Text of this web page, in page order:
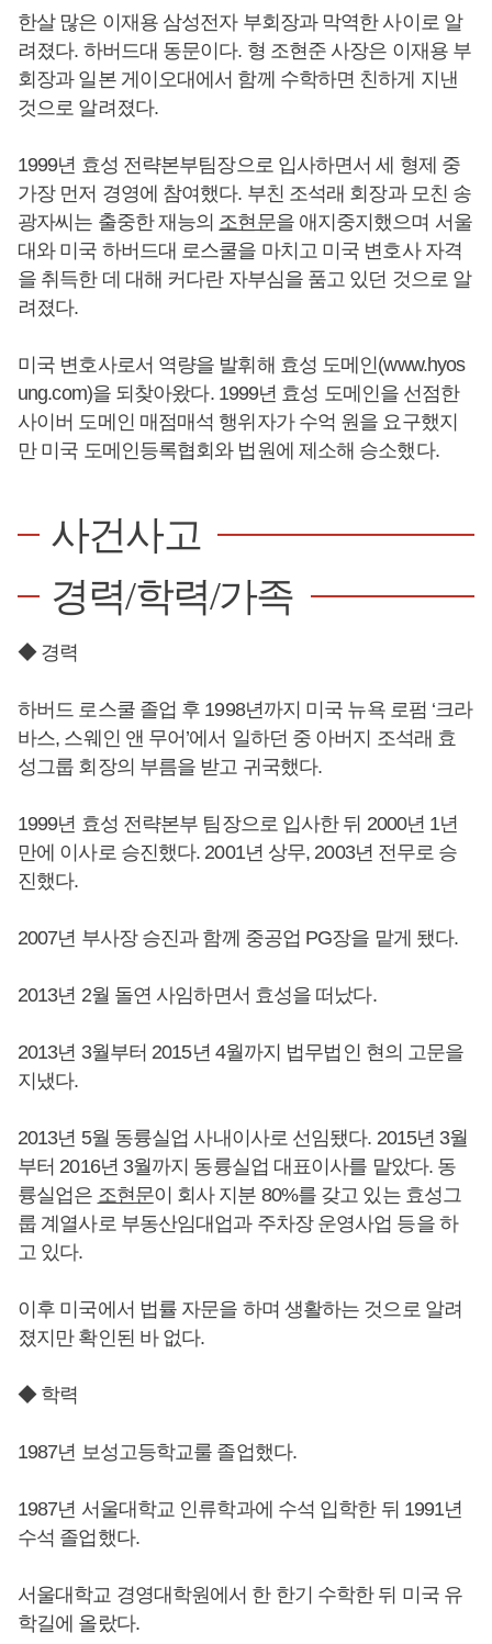
한살 많은 이재용 삼성전자 부회장과 막역한 사이로 알
려졌다. 하버드대 동문이다. 형 조현준 사장은 이재용 부
회장과 일본 게이오대에서 함께 수학하면 친하게 지낸
것으로 알려졌다.
1999년 효성 전략본부팀장으로 입사하면서 세 형제 중
가장 먼저 경영에 참여했다. 부친 조석래 회장과 모친 송
광자씨는 출중한 재능의 조현문을 애지중지했으며 서울
대와 미국 하버드대 로스쿨을 마치고 미국 변호사 자격
을 취득한 데 대해 커다란 자부심을 품고 있던 것으로 알
려졌다.
미국 변호사로서 역량을 발휘해 효성 도메인(www.hyos
ung.com)을 되찾아왔다. 1999년 효성 도메인을 선점한
사이버 도메인 매점매석 행위자가 수억 원을 요구했지
만 미국 도메인등록협회와 법원에 제소해 승소했다.
사건사고
경력/학력/가족
◆ 경력
하버드 로스쿨 졸업 후 1998년까지 미국 뉴욕 로펌 ‘크라
바스, 스웨인 앤 무어’에서 일하던 중 아버지 조석래 효
성그룹 회장의 부름을 받고 귀국했다.
1999년 효성 전략본부 팀장으로 입사한 뒤 2000년 1년
만에 이사로 승진했다. 2001년 상무, 2003년 전무로 승
진했다.
2007년 부사장 승진과 함께 중공업 PG장을 맡게 됐다.
2013년 2월 돌연 사임하면서 효성을 떠났다.
2013년 3월부터 2015년 4월까지 법무법인 현의 고문을
지냈다.
2013년 5월 동륭실업 사내이사로 선임됐다. 2015년 3월
부터 2016년 3월까지 동륭실업 대표이사를 맡았다. 동
륭실업은 조현문이 회사 지분 80%를 갖고 있는 효성그
룹 계열사로 부동산임대업과 주차장 운영사업 등을 하
고 있다.
이후 미국에서 법률 자문을 하며 생활하는 것으로 알려
졌지만 확인된 바 없다.
◆ 학력
1987년 보성고등학교룰 졸업했다.
1987년 서울대학교 인류학과에 수석 입학한 뒤 1991년
수석 졸업했다.
서울대학교 경영대학원에서 한 한기 수학한 뒤 미국 유
학길에 올랐다.